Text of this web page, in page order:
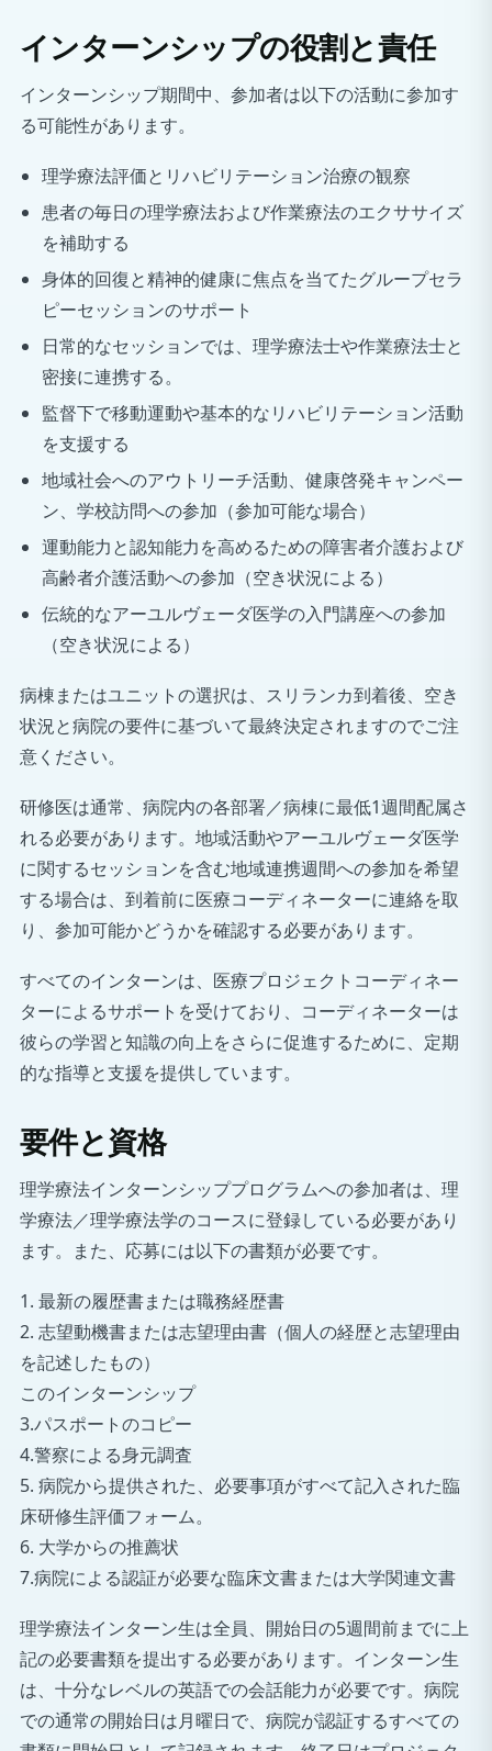
インターンシップの役割と責任
インターンシップ期間中、参加者は以下の活動に参加す
る可能性があります。
理学療法評価とリハビリテーション治療の観察
患者の毎日の理学療法および作業療法のエクササイズ
を補助する
身体的回復と精神的健康に焦点を当てたグループセラ
ピーセッションのサポート
日常的なセッションでは、理学療法士や作業療法士と
密接に連携する。
監督下で移動運動や基本的なリハビリテーション活動
を支援する
地域社会へのアウトリーチ活動、健康啓発キャンペー
ン、学校訪問への参加（参加可能な場合）
運動能力と認知能力を高めるための障害者介護および
高齢者介護活動への参加（空き状況による）
伝統的なアーユルヴェーダ医学の入門講座への参加
（空き状況による）
病棟またはユニットの選択は、スリランカ到着後、空き
状況と病院の要件に基づいて最終決定されますのでご注
意ください。
研修医は通常、病院内の各部署／病棟に最低1週間配属さ
れる必要があります。地域活動やアーユルヴェーダ医学
に関するセッションを含む地域連携週間への参加を希望
する場合は、到着前に医療コーディネーターに連絡を取
り、参加可能かどうかを確認する必要があります。
すべてのインターンは、医療プロジェクトコーディネー
ターによるサポートを受けており、コーディネーターは
彼らの学習と知識の向上をさらに促進するために、定期
的な指導と支援を提供しています。
要件と資格
理学療法インターンシッププログラムへの参加者は、理
学療法／理学療法学のコースに登録している必要があり
ます。また、応募には以下の書類が必要です。
1. 最新の履歴書または職務経歴書
2. 志望動機書または志望理由書（個人の経歴と志望理由
を記述したもの）
このインターンシップ
3.パスポートのコピー
4.警察による身元調査
5. 病院から提供された、必要事項がすべて記入された臨
床研修生評価フォーム。
6. 大学からの推薦状
7.病院による認証が必要な臨床文書または大学関連文書
理学療法インターン生は全員、開始日の5週間前までに上
記の必要書類を提出する必要があります。インターン生
は、十分なレベルの英語での会話能力が必要です。病院
での通常の開始日は月曜日で、病院が認証するすべての